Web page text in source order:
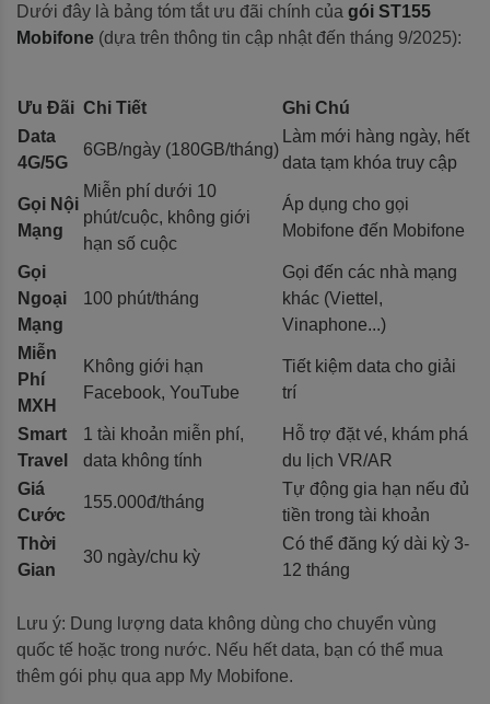
Dưới đây là bảng tóm tắt ưu đãi chính của gói ST155
Mobifone (dựa trên thông tin cập nhật đến tháng 9/2025):
Ưu Đãi Chi Tiết
Ghi Chú
Data
4G/5G
6GB/ngày (180GB/tháng)
Làm mới hàng ngày, hết
data tạm khóa truy cập
Gọi Nội
Mạng
Miễn phí dưới 10
phút/cuộc, không giới
hạn số cuộc
Áp dụng cho gọi
Mobifone đến Mobifone
Gọi
Ngoại
Mạng
100 phút/tháng
Gọi đến các nhà mạng
khác (Viettel,
Vinaphone...)
Miễn
Phí
MXH
Không giới hạn
Facebook, YouTube
Tiết kiệm data cho giải
trí
Smart
Travel
1 tài khoản miễn phí,
data không tính
Hỗ trợ đặt vé, khám phá
du lịch VR/AR
Giá
Cước
155.000đ/tháng
Tự động gia hạn nếu đủ
tiền trong tài khoản
Thời
Gian
30 ngày/chu kỳ
Có thể đăng ký dài kỳ 3-
12 tháng
Lưu ý: Dung lượng data không dùng cho chuyển vùng
quốc tế hoặc trong nước. Nếu hết data, bạn có thể mua
thêm gói phụ qua app My Mobifone.